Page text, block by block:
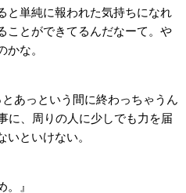
と単純に報われた気持ちになれ
ことができてるんだなーて。や
かな。
あっという間に終わっちゃうん
に、周りの人に少しでも力を届
いといけない。
。』